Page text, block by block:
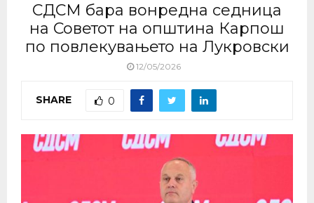
СДСМ бара вонредна седница
на Советот на општина Карпош
по повлекувањето на Лукровски
12/05/2026
SHARE 0